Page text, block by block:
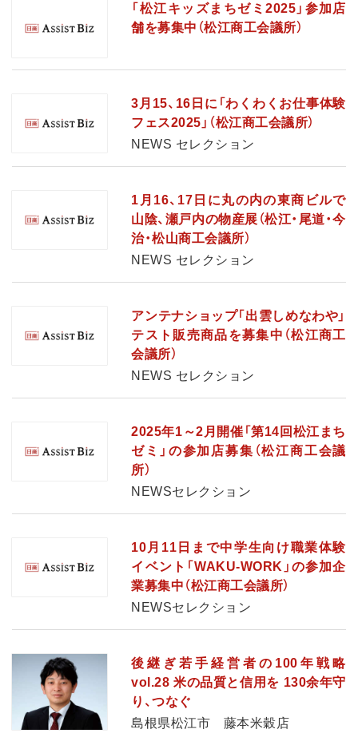
「松江キッズまちゼミ2025」参加店
舗を募集中（松江商工会議所）
3月15、16日に「わくわくお仕事体験
フェス2025」（松江商工会議所）
NEWS セレクション
1月16、17日に丸の内の東商ビルで
山陰、瀬戸内の物産展（松江・尾道・今
治・松山商工会議所）
NEWS セレクション
アンテナショップ「出雲しめなわや」
テスト販売商品を募集中（松江商工
会議所）
NEWS セレクション
2025年1～2月開催「第14回松江まち
ゼミ」の参加店募集（松江商工会議
所）
NEWSセレクション
10月11日まで中学生向け職業体験
イベント「WAKU-WORK」の参加企
業募集中（松江商工会議所）
NEWSセレクション
後継ぎ若手経営者の100年戦略
vol.28 米の品質と信用を 130余年守
り、つなぐ
島根県松江市 藤本米穀店